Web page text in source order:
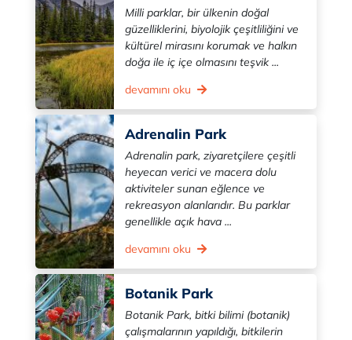
Milli parklar, bir ülkenin doğal
güzelliklerini, biyolojik çeşitliliğini ve
kültürel mirasını korumak ve halkın
doğa ile iç içe olmasını teşvik ...
devamını oku
Adrenalin Park
Adrenalin park, ziyaretçilere çeşitli
heyecan verici ve macera dolu
aktiviteler sunan eğlence ve
rekreasyon alanlarıdır. Bu parklar
genellikle açık hava ...
devamını oku
Botanik Park
Botanik Park, bitki bilimi (botanik)
çalışmalarının yapıldığı, bitkilerin